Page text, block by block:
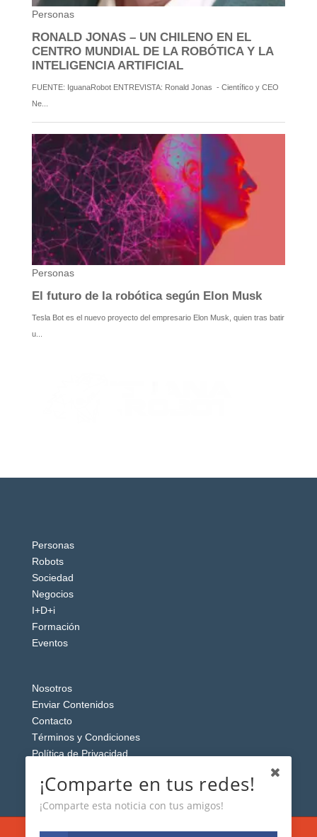
Personas
Robots
Sociedad
Negocios
I+D+i
Formación
Eventos
Nosotros
Enviar Contenidos
Contacto
Términos y Condiciones
Política de Privacidad
¡Comparte en tus redes!
¡Comparte esta noticia con tus amigos!